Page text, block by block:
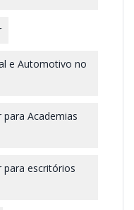
e Automotivo no
para Academias
para escritórios